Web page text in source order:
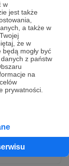
w
jest także
a także w
że w
mogły być
z państw
na
prywatności.
danych
Crowd8 sp. z o.o.
092 Warszawa.
w celu
wynikających
prawo dostępu,
ich